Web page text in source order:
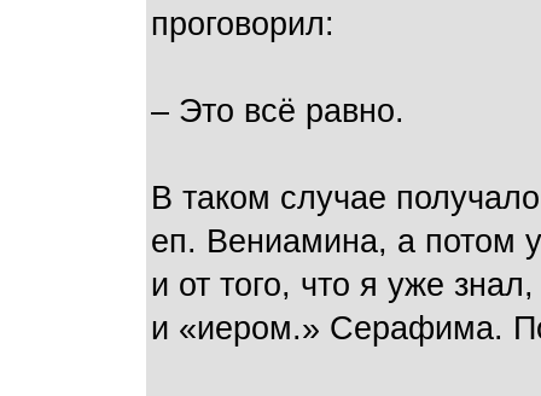
проговорил:
– Это всё равно.
В таком случае
еп. Вениамина, а потом
и от того, что я уже
и «иером.» Серафима.